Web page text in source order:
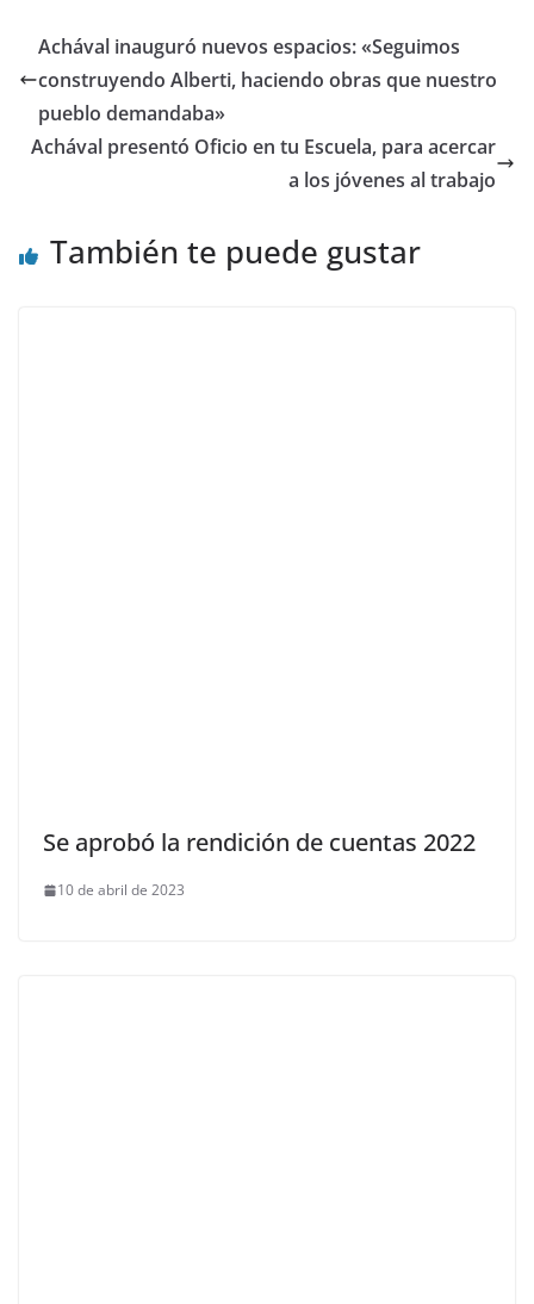
Achával inauguró nuevos espacios: «Seguimos
construyendo Alberti, haciendo obras que nuestro
pueblo demandaba»
Achával presentó Oficio en tu Escuela, para acercar
a los jóvenes al trabajo
También te puede gustar
Se aprobó la rendición de cuentas 2022
10 de abril de 2023